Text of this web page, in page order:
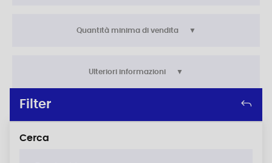
Quantità minima di vendita
Ulteriori informazioni
Filter
Cerca